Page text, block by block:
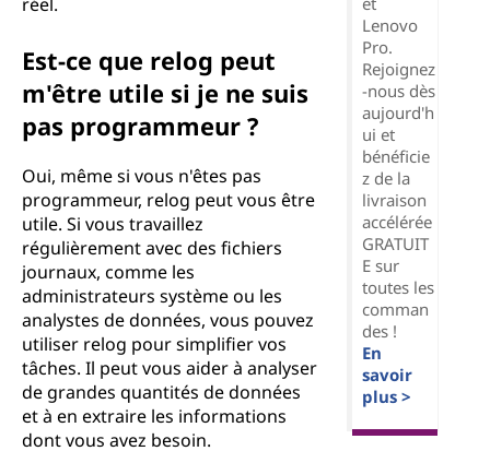
Est-ce que relog peut
m'être utile si je ne suis
pas programmeur ?
Oui, même si vous n'êtes pas
programmeur, relog peut vous être
utile. Si vous travaillez
régulièrement avec des fichiers
journaux, comme les
administrateurs système ou les
analystes de données, vous pouvez
utiliser relog pour simplifier vos
tâches. Il peut vous aider à analyser
de grandes quantités de données
et à en extraire les informations
dont vous avez besoin.
Lenovo
Pro.
Rejoignez
-nous dès
aujourd'h
ui et
bénéficie
z de la
livraison
accélérée
GRATUIT
E sur
toutes les
comman
des !
En
savoir
plus >